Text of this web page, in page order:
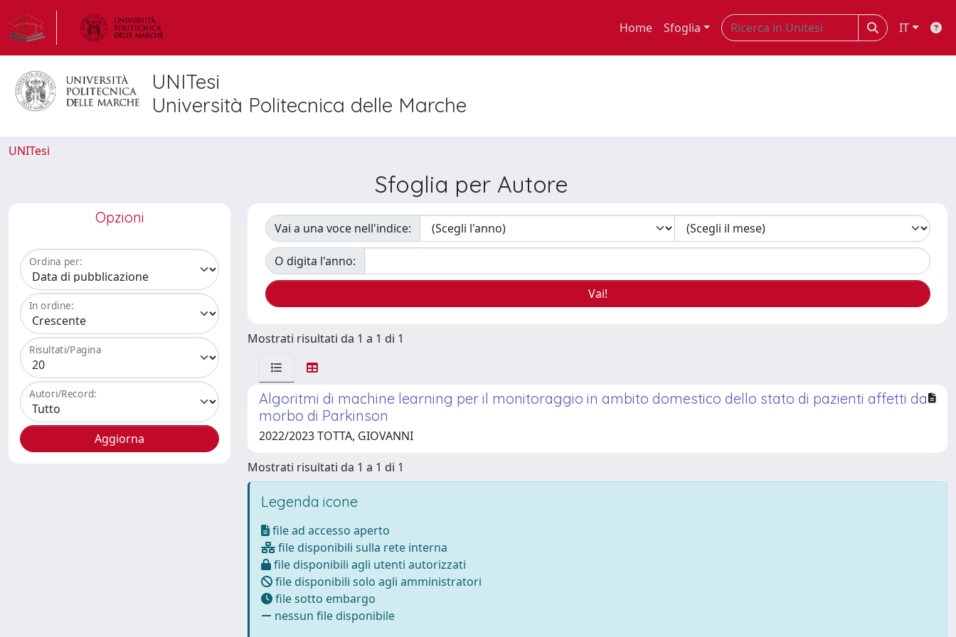
Home Sfoglia IT
UNITesi
Università Politecnica delle Marche
UNITesi
Sfoglia per Autore
Opzioni
Ordina per:
In ordine:
Risultati/Pagina
Autori/Record:
Vai a una voce nell'indice:
O digita l'anno:
Mostrati risultati da 1 a 1 di 1
Algoritmi di machine learning per il monitoraggio in ambito domestico dello stato di pazienti affetti da
morbo di Parkinson
2022/2023 TOTTA, GIOVANNI
Mostrati risultati da 1 a 1 di 1
Legenda icone
file ad accesso aperto
file disponibili sulla rete interna
file disponibili agli utenti autorizzati
file disponibili solo agli amministratori
file sotto embargo
nessun file disponibile